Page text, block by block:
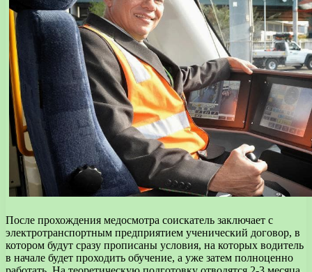
После прохождения медосмотра соискатель заключает с
электротранспортным предприятием ученический договор, в
котором будут сразу прописаны условия, на которых водитель
в начале будет проходить обучение, а уже затем полноценно